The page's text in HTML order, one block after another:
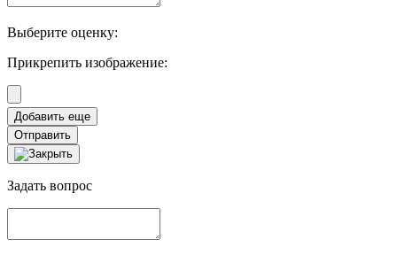
Выберите оценку:
Прикрепить изображение:
Отправить
Задать вопрос